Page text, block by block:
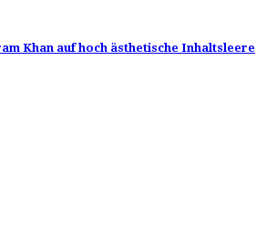
Khan auf hoch ästhetische Inhaltsleere